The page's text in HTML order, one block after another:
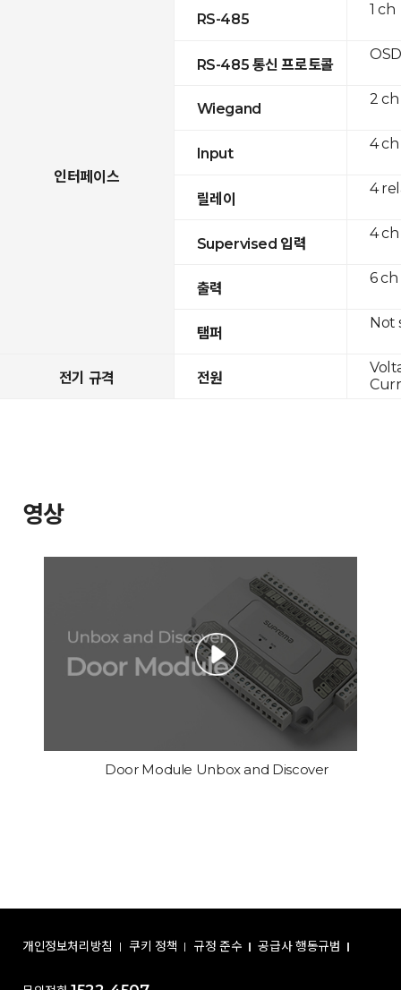
인터페이스
RS-485
RS-485 통신 프로토콜
Wiegand
Input
릴레이
Supervised 입력
출력
탬퍼
전기 규격 전원
1 ch
2
4 ch
4
4 ch
6 ch
Not
영상
Door Module Unbox and Discover
개인정보처리방침 쿠키 정책 규정 준수 공급사 행동규범